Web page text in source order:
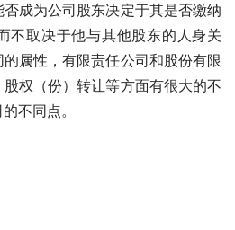
成为公司股东决定于其是否缴纳
不取决于他与其他股东的人身关
属性，有限责任公司和股份有限
权（份）转让等方面有很大的不
不同点。